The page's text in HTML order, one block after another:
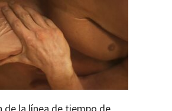
de la línea de tiempo de